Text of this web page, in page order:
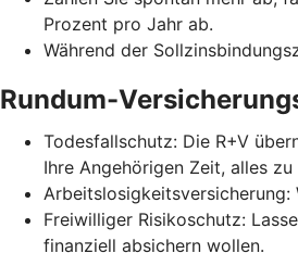
Prozent pro Jahr ab.
Während der
Rundum-
Todesfallschutz: Die R+V
Ihre Angehörigen Zeit, alles zu
Arbeitslosigkeitsversicherung:
Freiwilliger Risikoschutz:
finanziell absichern wollen.